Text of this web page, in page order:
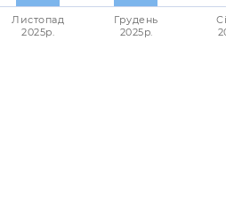
Листопад
2025p.
Грудень
2025p.